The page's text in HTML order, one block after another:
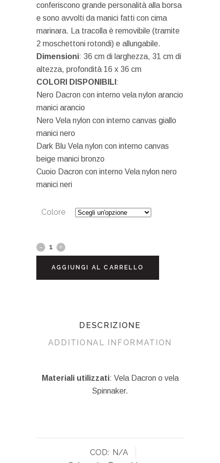
conferiscono grande personalità alla borsa
e sono avvolti da manici fatti con cima
marinara. La tracolla è removibile (tramite
2 moschettoni rotondi) e allungabile.
Dimensioni: 36 cm di larghezza, 31 cm di
altezza, profondità 16 x 36 cm
COLORI DISPONIBILI :
Nero Dacron con interno vela nylon arancio
manici arancio
Nero Vela nylon con interno canvas giallo
manici nero
Dark Blu Vela nylon con interno canvas
beige manici bronzo
Cuoio Dacron con interno Vela nylon nero
manici neri
Colore
AGGIUNGI AL CARRELLO
DESCRIZIONE
ADDITIONAL INFORMATION
Materiali utilizzati: Vela Dacron o vela
Spinnaker.
COD: N/A